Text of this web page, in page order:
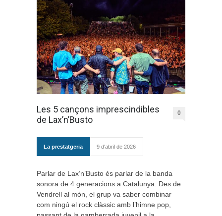
Les 5 cançons imprescindibles
de Lax’n’Busto
0
La prestatgeria 9 d'abril de 2026
Parlar de Lax’n’Busto és parlar de la banda
sonora de 4 generacions a Catalunya. Des de
Vendrell al món, el grup va saber combinar
com ningú el rock clàssic amb l’himne pop,